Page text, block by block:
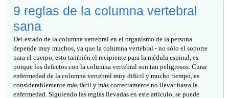
9 reglas de la columna vertebral
sana
Del estado de la columna vertebral en el organismo de la persona
depende muy muchos, ya que la columna vertebral - no sólo el soporte
para el cuerpo, esto también el recipiente para la médula espinal, es
porque los defectos con la columna vertebral son tan peligrosos. Curar
enfermedad de la columna vertebral muy difícil y mucho tiempo, es
considerablemente más fácil y más correctamente no llevar hasta la
enfermedad. Siguiendo las reglas llevadas en este artículo, se puede